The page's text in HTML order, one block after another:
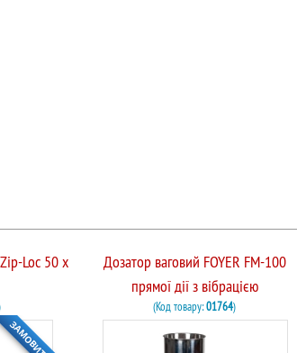
Loc 50 х
ЗАМОВИТИ
Дозатор ваговий FOYER FM-100
прямої дії з вібрацією
(Код товару:01764)